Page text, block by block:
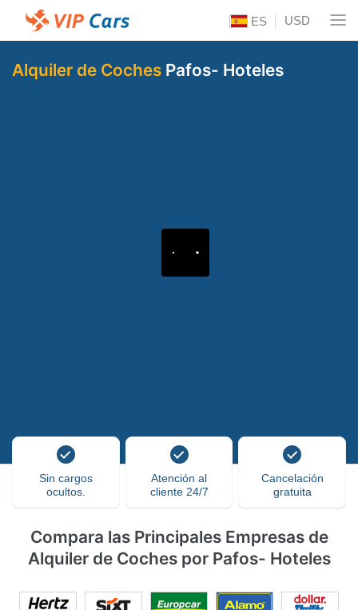
ES USD
Alquiler de Coches Pafos- Hoteles
Sin cargos
ocultos.
Atención al
cliente 24/7
Cancelación
gratuita
Compara las Principales Empresas de
Alquiler de Coches por Pafos- Hoteles